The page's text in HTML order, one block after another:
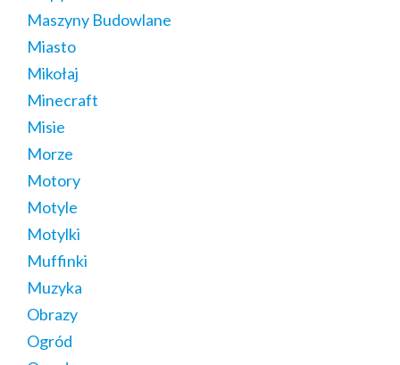
Maszyny Budowlane
Miasto
Mikołaj
Minecraft
Misie
Morze
Motory
Motyle
Motylki
Muffinki
Muzyka
Obrazy
Ogród